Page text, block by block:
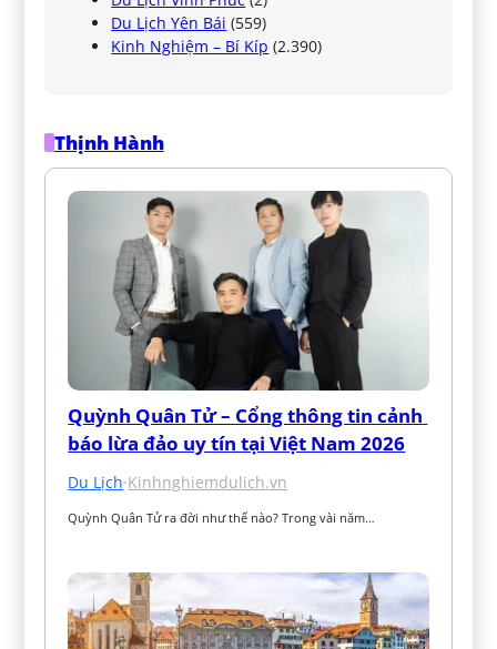
Du Lịch Yên Bái (559)
Kinh Nghiệm – Bí Kíp (2.390)
Thịnh Hành
Quỳnh Quân Tử – Cổng thông tin cảnh
báo lừa đảo uy tín tại Việt Nam 2026
Du Lịch·Kinhnghiemdulich.vn
Quỳnh Quân Tử ra đời như thế nào? Trong vài năm…